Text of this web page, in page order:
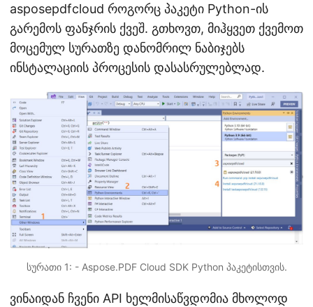
asposepdfcloud როგორც პაკეტი Python-ის
გარემოს ფანჯრის ქვეშ. გთხოვთ, მიჰყვეთ ქვემოთ
მოცემულ სურათზე დანომრილ ნაბიჯებს
ინსტალაციის პროცესის დასასრულებლად.
სურათი 1: - Aspose.PDF Cloud SDK Python პაკეტისთვის.
ვინაიდან ჩვენი API ხელმისაწვდომია მხოლოდ